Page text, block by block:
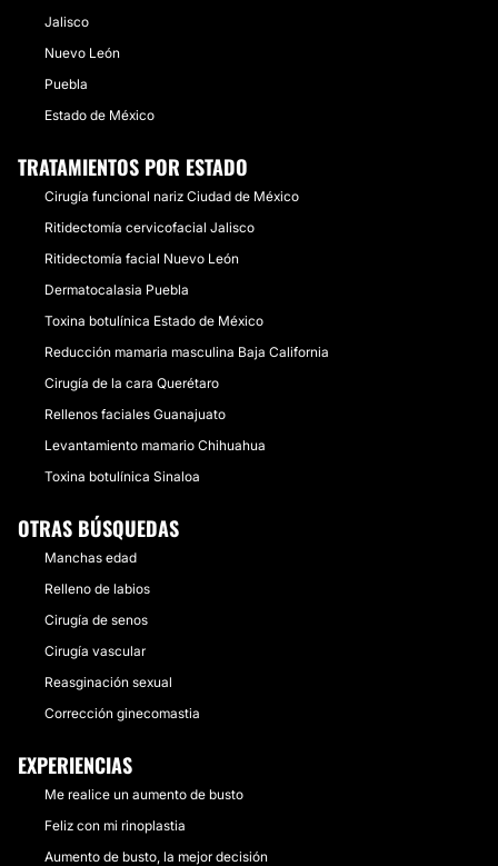
Jalisco
Nuevo León
Puebla
Estado de México
TRATAMIENTOS POR ESTADO
Cirugía funcional nariz Ciudad de México
Ritidectomía cervicofacial Jalisco
Ritidectomía facial Nuevo León
Dermatocalasia Puebla
Toxina botulínica Estado de México
Reducción mamaria masculina Baja California
Cirugía de la cara Querétaro
Rellenos faciales Guanajuato
Levantamiento mamario Chihuahua
Toxina botulínica Sinaloa
OTRAS BÚSQUEDAS
Manchas edad
Relleno de labios
Cirugía de senos
Cirugía vascular
Reasginación sexual
Corrección ginecomastia
EXPERIENCIAS
Me realice un aumento de busto
Feliz con mi rinoplastia
Aumento de busto, la mejor decisión